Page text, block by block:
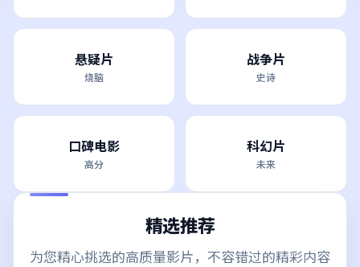
悬疑片
烧脑
战争片
史诗
口碑电影
高分
科幻片
未来
精选推荐
为您精心挑选的高质量影片，不容错过的精彩内容